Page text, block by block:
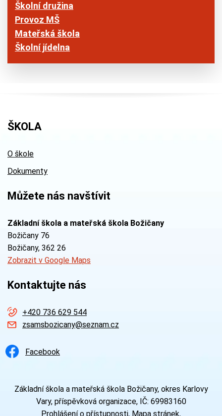
Školní družina
Provoz MŠ
Mateřská škola
Školní jídelna
ŠKOLA
O škole
Dokumenty
Můžete nás navštívit
Základní škola a mateřská škola Božičany
Božičany 76
Božičany, 362 26
Zobrazit v Google Maps
Kontaktujte nás
+420 736 629 544
zsamsbozicany@seznam.cz
Facebook
Základní škola a mateřská škola Božičany, okres Karlovy
Vary, příspěvková organizace, IČ: 69983160
Prohlášení o přístupnosti Mapa stránek